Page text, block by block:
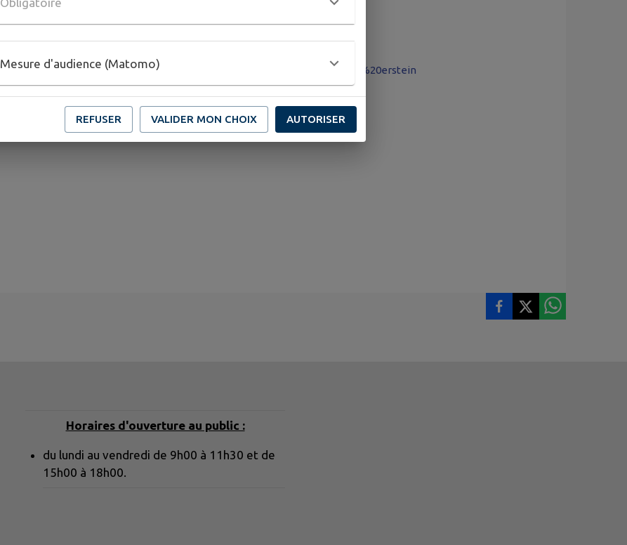
Publié par Ville de Benfeld-service communication
https://www.facebook.com/search/top/?q=france%20r%C3%A9nov%20erstein
Horaires d'ouverture au public :
du lundi au vendredi de 9h00 à 11h30 et de
15h00 à 18h00.
Mesure d'audience (Matomo)
REFUSER VALIDER MON CHOIX AUTORISER